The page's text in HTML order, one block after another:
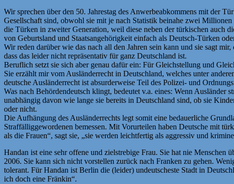
Wir sprechen über den 50. Jahrestag des Anwerbeabkommens mit der
Gesellschaft sind, obwohl sie mit je nach Statistik beinahe zwei
die Türken in zweiter Generation, weil diese neben der türkischen auch
von Geburtsland und Staatsangehörigkeit einfach als Deutsch-Türken
Wir reden darüber wie das nach all den Jahren sein kann und sie sagt
dass das leider nicht repräsentativ für ganz Deutschland ist.
Beruflich setzt sie sich aber genau dafür ein: Für Gleichstellung und
Sie erzählt mir vom Ausländerrecht in Deutschland, welches unter
deutsche Ausländerrecht ist absurderweise Teil des Polizei- und
Was nach Behördendeutsch klingt, bedeutet v.a. eines: Wenn
unabhängig davon wie lange sie bereits in Deutschland sind, ob sie
oder nicht.
Die Aufhängung des Ausländerrechts legt somit eine bedauerliche
Straffälliggewordenen bemessen. Mit Vorurteilen haben Deutsche mit
als die Frauen“, sagt sie, „sie werden leichtfertig als aggressiv und
Handan ist eine sehr offene und zielstrebige Frau. Sie hat nie
2006. Sie kann sich nicht vorstellen zurück nach Franken zu gehen.
tolerant. Für Handan ist Berlin die (leider) undeutscheste Stadt in
ich doch eine Fränkin“.